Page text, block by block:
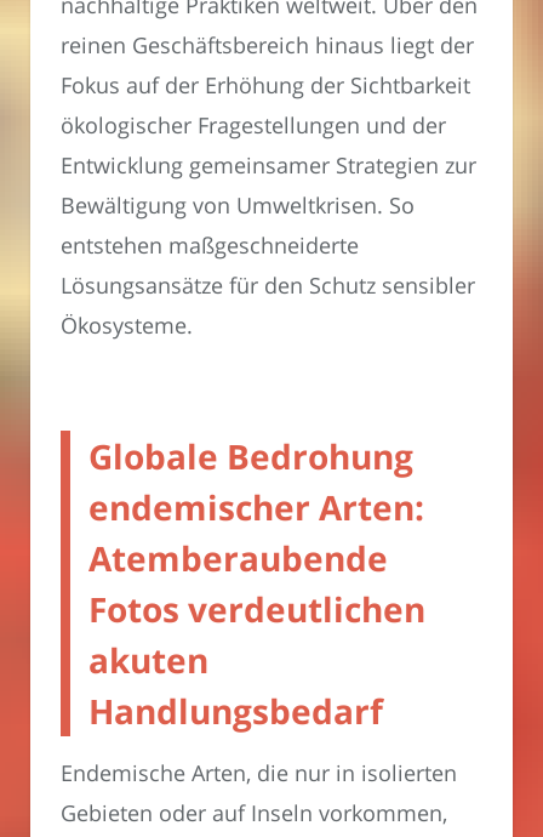
reinen Geschäftsbereich hinaus liegt der
Fokus auf der Erhöhung der Sichtbarkeit
ökologischer Fragestellungen und der
Entwicklung gemeinsamer Strategien zur
Bewältigung von Umweltkrisen. So
entstehen maßgeschneiderte
Lösungsansätze für den Schutz sensibler
Ökosysteme.
Globale Bedrohung
endemischer Arten:
Atemberaubende
Fotos verdeutlichen
akuten
Handlungsbedarf
Endemische Arten, die nur in isolierten
Gebieten oder auf Inseln vorkommen,